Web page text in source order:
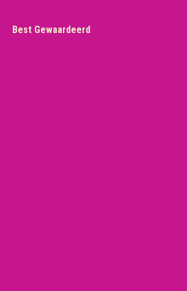
Best Gewaardeerd